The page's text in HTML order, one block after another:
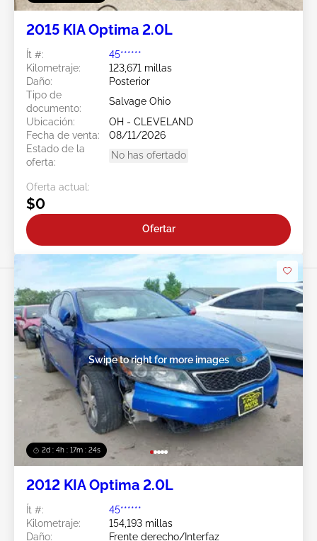
2015 KIA Optima 2.0L
Ít #:
45******
Kilometraje:
123,671 millas
Daño:
Posterior
Tipo de
documento:
Salvage Ohio
Ubicación:
OH - CLEVELAND
Fecha de venta:
08/11/2026
Estado de la
oferta:
No has ofertado
Oferta actual:
$0
Ofertar
2d : 4h : 17m : 21s
Swipe to right for more images
2012 KIA Optima 2.0L
Ít #:
45******
Kilometraje:
154,193 millas
Daño:
Frente derecho/Interfaz